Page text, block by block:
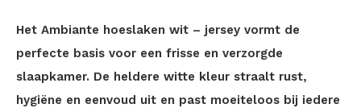
Het Ambiante hoeslaken wit – jersey vormt de
perfecte basis voor een frisse en verzorgde
slaapkamer. De heldere witte kleur straalt rust,
hygiëne en eenvoud uit en past moeiteloos bij iedere